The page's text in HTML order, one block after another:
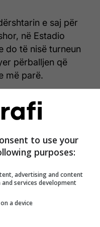
e saj për
në Estadio
do të nisë turneun
përballjen që
më parë.
por këtë
që e ka ndjekur
ndeshje
është ndër të
will be a
South Africa 🍿
to use your
purposes:
advertising and content
services development
a device